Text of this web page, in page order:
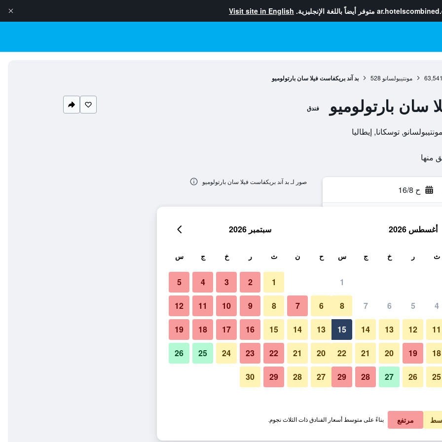
متوفر أيضاً باللغة الإنجليزية. Visit site in English
63,541 مونتيبولسانو 528 بد آند بريكفاست فيلا سان بارتولوميو
سان بارتولوميو فندق
ح 16/8
عرض الأسعار
عرض الأسعار
صور لـ بد آند بريكفاست فيلا سان بارتولوميو
أغسطس 2026
ث ر خ ج س
1
4
5
6
7
8
11
12
13
14
15
18
19
20
21
22
25
26
27
28
29
سبتمبر 2026
ح ن ث ر خ ج س
1
2
3
4
5
6
7
8
9
10
11
12
13
14
15
16
17
18
19
20
21
22
23
24
25
26
27
28
29
30
مرتفع بناءً على متوسط أسعار الفنادق ذات الثلاث نجوم.